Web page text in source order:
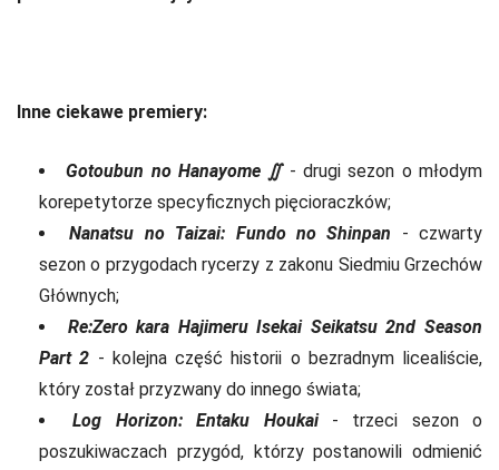
Inne ciekawe premiery:
Gotoubun no Hanayome ∬- drugi sezon o młodym
korepetytorze specyficznych pięcioraczków;
Nanatsu no Taizai: Fundo no Shinpan - czwarty
sezon o przygodach rycerzy z zakonu Siedmiu Grzechów
Głównych;
Re:Zero kara Hajimeru Isekai Seikatsu 2nd Season
Part 2 - kolejna część historii o bezradnym licealiście,
który został przyzwany do innego świata;
Log Horizon: Entaku Houkai- trzeci sezon o
poszukiwaczach przygód, którzy postanowili odmienić